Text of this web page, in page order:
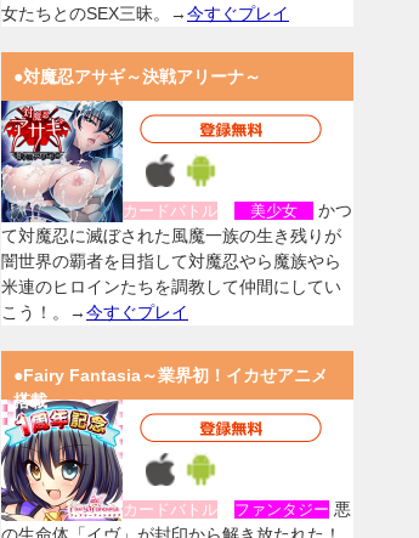
女たちとのSEX三昧。→今すぐプレイ
●対魔忍アサギ～決戦アリーナ～
カードバトル 美少女
かつ
て対魔忍に滅ぼされた風魔一族の生き残りが
闇世界の覇者を目指して対魔忍やら魔族やら
米連のヒロインたちを調教して仲間にしてい
こう！。→今すぐプレイ
●Fairy Fantasia～業界初！イカせアニメ
搭載
カードバトル ファンタジー 悪